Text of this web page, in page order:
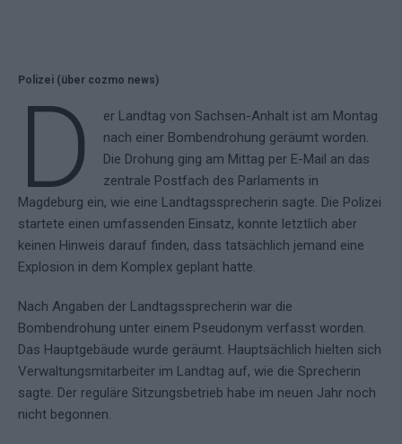
Polizei (über cozmo news)
D
er Landtag von Sachsen-Anhalt ist am Montag
nach einer Bombendrohung geräumt worden.
Die Drohung ging am Mittag per E-Mail an das
zentrale Postfach des Parlaments in
Magdeburg ein, wie eine Landtagssprecherin sagte. Die Polizei
startete einen umfassenden Einsatz, konnte letztlich aber
keinen Hinweis darauf finden, dass tatsächlich jemand eine
Explosion in dem Komplex geplant hatte.
Nach Angaben der Landtagssprecherin war die
Bombendrohung unter einem Pseudonym verfasst worden.
Das Hauptgebäude wurde geräumt. Hauptsächlich hielten sich
Verwaltungsmitarbeiter im Landtag auf, wie die Sprecherin
sagte. Der reguläre Sitzungsbetrieb habe im neuen Jahr noch
nicht begonnen.